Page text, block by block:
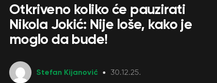
Otkriveno koliko će pauzirati
Nikola Jokić: Nije loše, kako je
moglo da bude!
Stefan Kijanović 30.12.25.